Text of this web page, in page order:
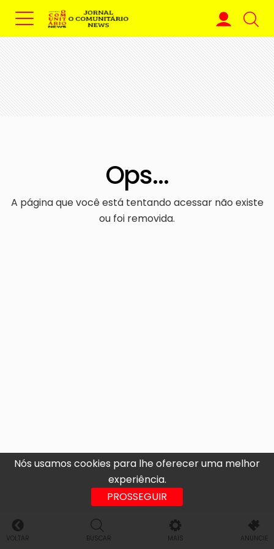
Nós usamos cookies para lhe oferecer uma melhor
experiência.
PROSSEGUIR
Ops...
A página que você está tentando acessar não existe
ou foi removida.
VOLTAR BUSCAR MAIS ANUNCIE